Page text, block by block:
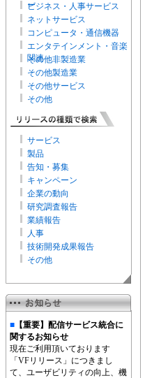
ー
ビジネス・人事サービス
ネットサービス
コンピュータ・通信機器
エンタテインメント・音楽
関連
その他非製造業
その他製造業
その他サービス
その他
サービス
製品
告知・募集
キャンペーン
企業の動向
研究調査報告
業績報告
人事
技術開発成果報告
その他
■ 【重要】配信サービス統合に
関するお知らせ
現在ご利用頂いております
「VFリリース」につきまし
て、ユーザビリティの向上、機